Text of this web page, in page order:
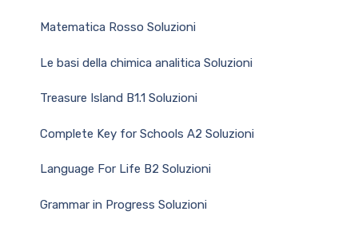
Matematica Rosso Soluzioni
Le basi della chimica analitica Soluzioni
Treasure Island B1.1 Soluzioni
Complete Key for Schools A2 Soluzioni
Language For Life B2 Soluzioni
Grammar in Progress Soluzioni